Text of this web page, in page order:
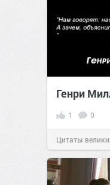
Генри
1 0
Цитаты